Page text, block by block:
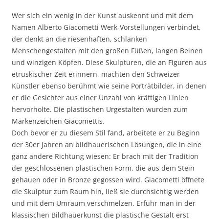
Wer sich ein wenig in der Kunst auskennt und mit dem
Namen Alberto Giacometti Werk-Vorstellungen verbindet,
der denkt an die riesenhaften, schlanken
Menschengestalten mit den großen Füßen, langen Beinen
und winzigen Köpfen. Diese Skulpturen, die an Figuren aus
etruskischer Zeit erinnern, machten den Schweizer
Künstler ebenso berühmt wie seine Porträtbilder, in denen
er die Gesichter aus einer Unzahl von kräftigen Linien
hervorholte. Die plastischen Urgestalten wurden zum
Markenzeichen Giacomettis.
Doch bevor er zu diesem Stil fand, arbeitete er zu Beginn
der 30er Jahren an bildhauerischen Lösungen, die in eine
ganz andere Richtung wiesen: Er brach mit der Tradition
der geschlossenen plastischen Form, die aus dem Stein
gehauen oder in Bronze gegossen wird. Giacometti öffnete
die Skulptur zum Raum hin, ließ sie durchsichtig werden
und mit dem Umraum verschmelzen. Erfuhr man in der
klassischen Bildhauerkunst die plastische Gestalt erst